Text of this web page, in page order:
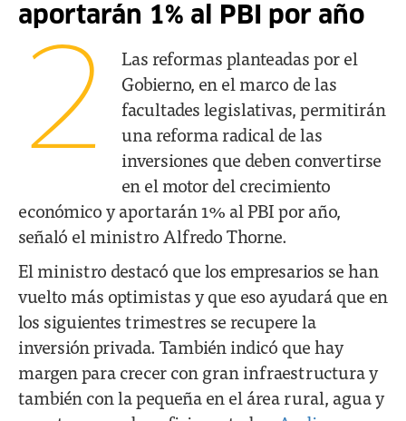
aportarán 1% al PBI por año
2
Las reformas planteadas por el
Gobierno, en el marco de las
facultades legislativas, permitirán
una reforma radical de las
inversiones que deben convertirse
en el motor del crecimiento
económico y aportarán 1% al PBI por año,
señaló el ministro Alfredo Thorne.
El ministro destacó que los empresarios se han
vuelto más optimistas y que eso ayudará que en
los siguientes trimestres se recupere la
inversión privada. También indicó que hay
margen para crecer con gran infraestructura y
también con la pequeña en el área rural, agua y